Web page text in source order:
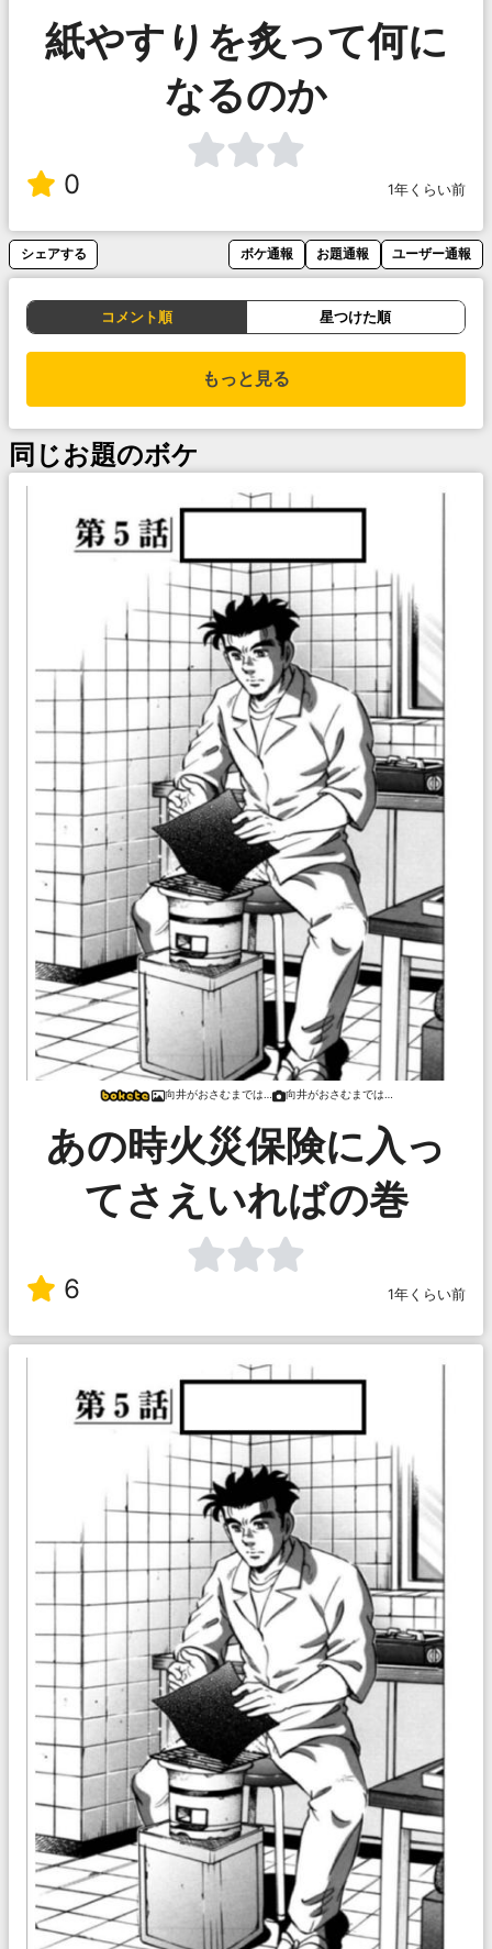
紙やすりを炙って何に
なるのか
0 1年くらい前
シェアする ボケ通報 お題通報 ユーザー通報
コメント順 星つけた順
もっと見る
同じお題のボケ
向井がおさむまでは… 向井がおさむまでは…
あの時火災保険に入っ
てさえいればの巻
6 1年くらい前